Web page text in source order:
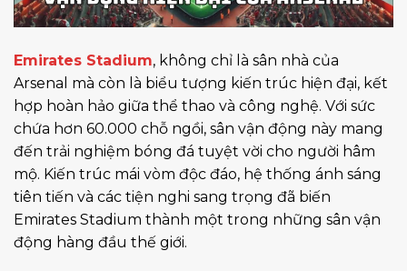
Emirates Stadium, không chỉ là sân nhà của
Arsenal mà còn là biểu tượng kiến trúc hiện đại, kết
hợp hoàn hảo giữa thể thao và công nghệ. Với sức
chứa hơn 60.000 chỗ ngồi, sân vận động này mang
đến trải nghiệm bóng đá tuyệt vời cho người hâm
mộ. Kiến trúc mái vòm độc đáo, hệ thống ánh sáng
tiên tiến và các tiện nghi sang trọng đã biến
Emirates Stadium thành một trong những sân vận
động hàng đầu thế giới.